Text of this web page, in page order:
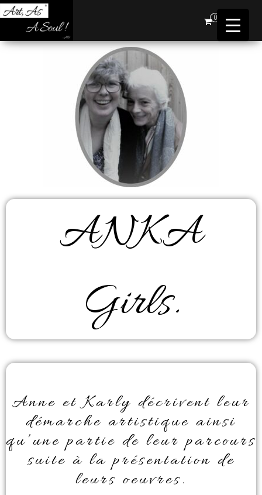
Soul !
…AD
0
ANKA
Girls.
Anne et Karly décrivent leur
démarche artistique ainsi
qu’une partie de leur parcours
suite à la présentation de
leurs oeuvres.